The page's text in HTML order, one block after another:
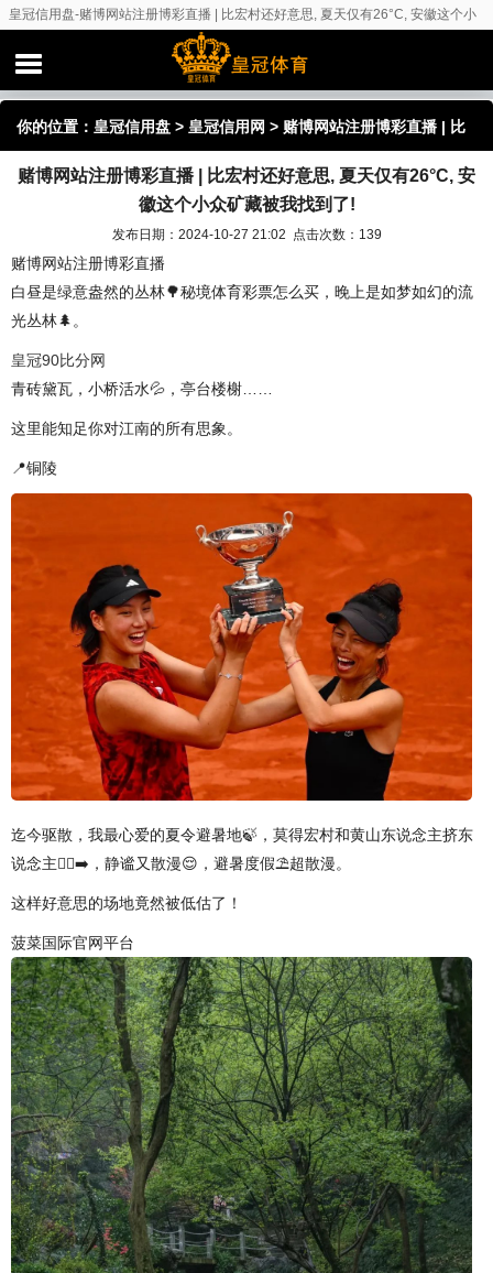
皇冠信用盘-赌博网站注册博彩直播 | 比宏村还好意思, 夏天仅有26°C, 安徽这个小
你的位置： 皇冠信用盘 > 皇冠信用网 > 赌博网站注册博彩直播 | 比
宏村还好意思, 夏天仅有26°C, 安徽这个小众矿藏被我找到了!
赌博网站注册博彩直播 | 比宏村还好意思, 夏天仅有26°C, 安
徽这个小众矿藏被我找到了!
发布日期：2024-10-27 21:02 点击次数：139
赌博网站注册博彩直播
白昼是绿意盎然的丛林🌳秘境体育彩票怎么买，晚上是如梦如幻的流
光丛林🌲。
皇冠90比分网
青砖黛瓦，小桥活水💦，亭台楼榭……
这里能知足你对江南的所有思象。
📍铜陵
迄今驱散，我最心爱的夏令避暑地🍃，莫得宏村和黄山东说念主挤东
说念主🚶‍♀️‍➡️，静谧又散漫😌，避暑度假⛱️超散漫。
这样好意思的场地竟然被低估了！
菠菜国际官网平台